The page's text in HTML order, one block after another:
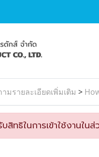
มรายละเอียดเพิ่มเติม >
ทธิในการเข้าใช้งานในส่